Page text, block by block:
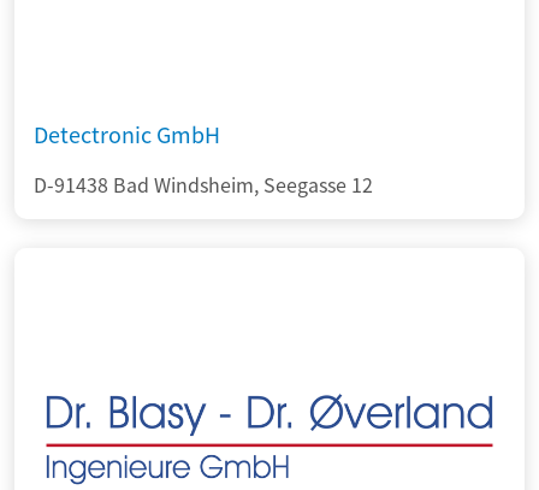
Detectronic GmbH
D-91438 Bad Windsheim, Seegasse 12